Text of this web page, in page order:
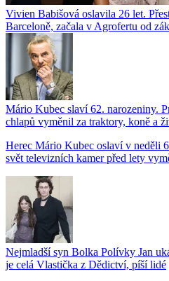
Vivien Babišová oslavila 26 let.
Barceloně, začala v Agrofertu od
Mário Kubec slaví 62. narozeniny.
chlapů vyměnil za traktory, koně a
Herec Mário Kubec oslaví v neděli
svět televizních kamer před lety
Nejmladší syn Bolka Polívky Jan
je celá Vlastička z Dědictví, píší lidé